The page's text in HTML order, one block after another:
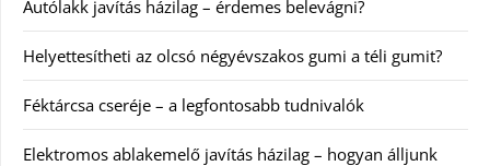
Autólakk javítás házilag – érdemes belevágni?
Helyettesítheti az olcsó négyévszakos gumi a téli gumit?
Féktárcsa cseréje – a legfontosabb tudnivalók
Elektromos ablakemelő javítás házilag – hogyan álljunk